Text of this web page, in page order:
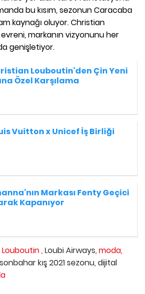
bu kısım, sezonun Caracaba
kaynağı oluyor. Christian
markanın vizyonunu her
genişletiyor.
Louboutin'den Çin Yeni
Özel Karşılama
Vuitton x Unicef İş Birliği
Markası Fenty Geçici
Kapanıyor
, Loubi Airways, moda,
sonbahar kış 2021 sezonu, dijital